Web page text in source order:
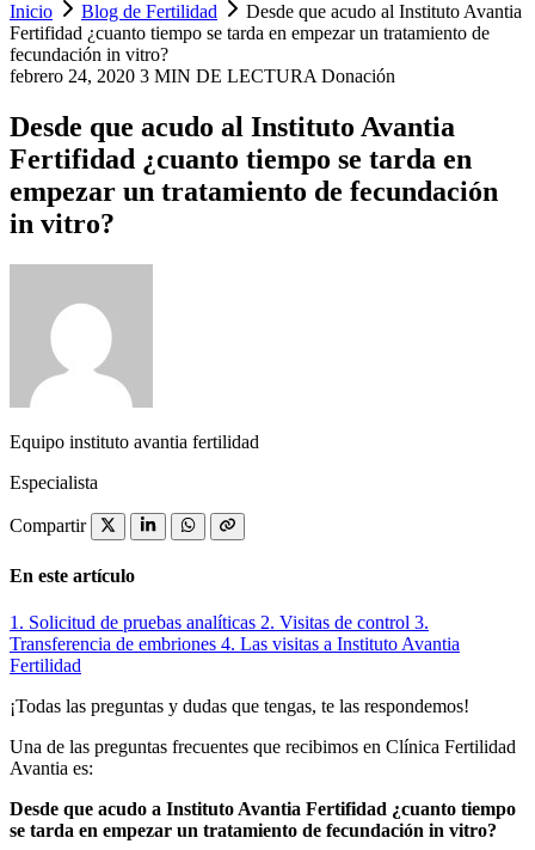
Inicio
Blog de Fertilidad
Desde que acudo al Instituto Avantia
Fertifidad ¿cuanto tiempo se tarda en empezar un tratamiento de
fecundación in vitro?
febrero 24, 2020 3 MIN DE LECTURA Donación
Desde que acudo al Instituto Avantia
Fertifidad ¿cuanto tiempo se tarda en
empezar un tratamiento de fecundación
in vitro?
Equipo instituto avantia fertilidad
Especialista
Compartir
En este artículo
1. Solicitud de pruebas analíticas 2. Visitas de control 3.
Transferencia de embriones 4. Las visitas a Instituto Avantia
Fertilidad
¡Todas las preguntas y dudas que tengas, te las respondemos!
Una de las preguntas frecuentes que recibimos en Clínica Fertilidad
Avantia es:
Desde que acudo a Instituto Avantia Fertifidad ¿cuanto tiempo
se tarda en empezar un tratamiento de fecundación in vitro?